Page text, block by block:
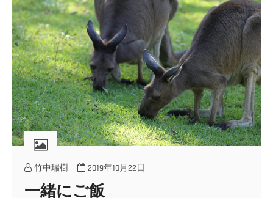
竹中瑞樹 2019年10月22日
一緒にご飯